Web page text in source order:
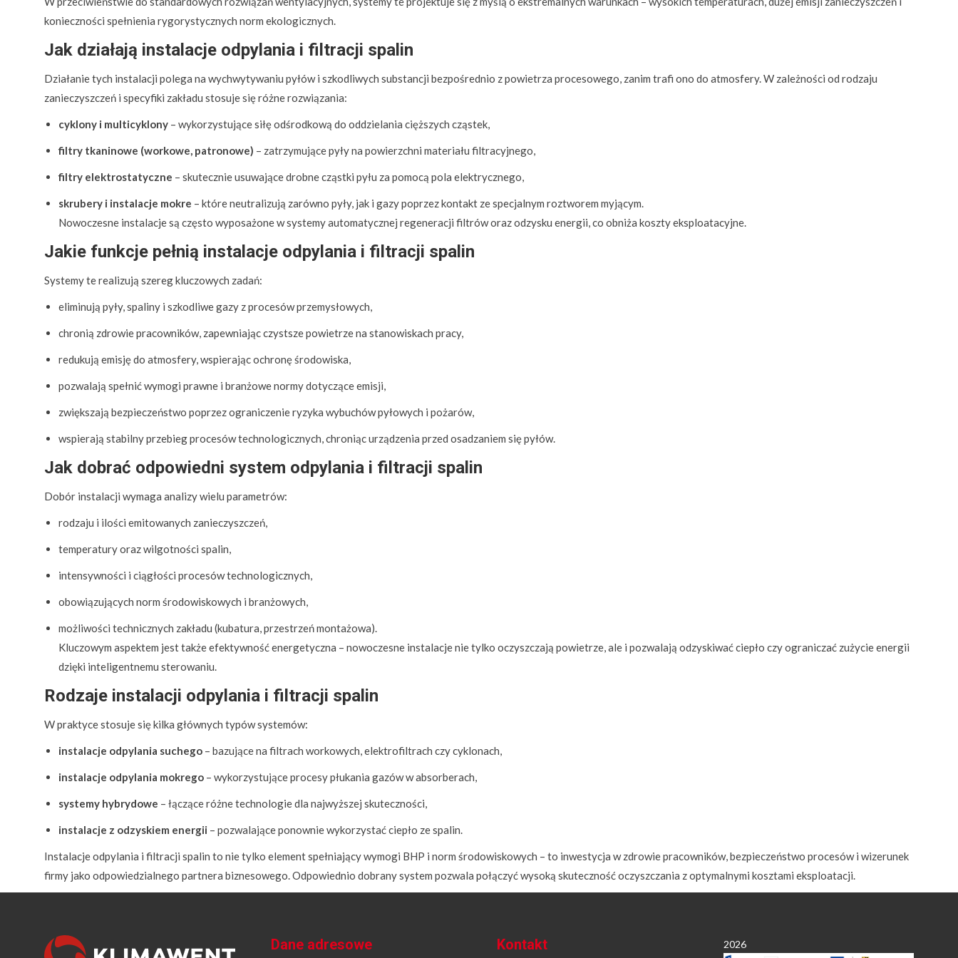
konieczności spełnienia rygorystycznych norm ekologicznych.
Jak działają instalacje odpylania i filtracji spalin
Działanie tych instalacji polega na wychwytywaniu pyłów i szkodliwych substancji bezpośrednio z powietrza procesowego, zanim trafi ono do atmosfery. W zależności od rodzaju
zanieczyszczeń i specyfiki zakładu stosuje się różne rozwiązania:
cyklony i multicyklony – wykorzystujące siłę odśrodkową do oddzielania cięższych cząstek,
filtry tkaninowe (workowe, patronowe) – zatrzymujące pyły na powierzchni materiału filtracyjnego,
filtry elektrostatyczne – skutecznie usuwające drobne cząstki pyłu za pomocą pola elektrycznego,
skrubery i instalacje mokre – które neutralizują zarówno pyły, jak i gazy poprzez kontakt ze specjalnym roztworem myjącym.
Nowoczesne instalacje są często wyposażone w systemy automatycznej regeneracji filtrów oraz odzysku energii, co obniża koszty eksploatacyjne.
Jakie funkcje pełnią instalacje odpylania i filtracji spalin
Systemy te realizują szereg kluczowych zadań:
eliminują pyły, spaliny i szkodliwe gazy z procesów przemysłowych,
chronią zdrowie pracowników, zapewniając czystsze powietrze na stanowiskach pracy,
redukują emisję do atmosfery, wspierając ochronę środowiska,
pozwalają spełnić wymogi prawne i branżowe normy dotyczące emisji,
zwiększają bezpieczeństwo poprzez ograniczenie ryzyka wybuchów pyłowych i pożarów,
wspierają stabilny przebieg procesów technologicznych, chroniąc urządzenia przed osadzaniem się pyłów.
Jak dobrać odpowiedni system odpylania i filtracji spalin
Dobór instalacji wymaga analizy wielu parametrów:
rodzaju i ilości emitowanych zanieczyszczeń,
temperatury oraz wilgotności spalin,
intensywności i ciągłości procesów technologicznych,
obowiązujących norm środowiskowych i branżowych,
możliwości technicznych zakładu (kubatura, przestrzeń montażowa).
Kluczowym aspektem jest także efektywność energetyczna – nowoczesne instalacje nie tylko oczyszczają powietrze, ale i pozwalają odzyskiwać ciepło czy ograniczać zużycie energii
dzięki inteligentnemu sterowaniu.
Rodzaje instalacji odpylania i filtracji spalin
W praktyce stosuje się kilka głównych typów systemów:
instalacje odpylania suchego – bazujące na filtrach workowych, elektrofiltrach czy cyklonach,
instalacje odpylania mokrego – wykorzystujące procesy płukania gazów w absorberach,
systemy hybrydowe – łączące różne technologie dla najwyższej skuteczności,
instalacje z odzyskiem energii – pozwalające ponownie wykorzystać ciepło ze spalin.
Instalacje odpylania i filtracji spalin to nie tylko element spełniający wymogi BHP i norm środowiskowych – to inwestycja w zdrowie pracowników, bezpieczeństwo procesów i wizerunek
firmy jako odpowiedzialnego partnera biznesowego. Odpowiednio dobrany system pozwala połączyć wysoką skuteczność oczyszczania z optymalnymi kosztami eksploatacji.
Dane adresowe Kontakt 2026